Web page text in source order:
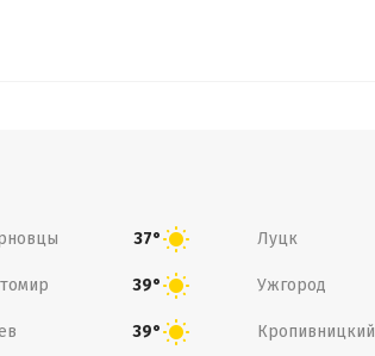
37° Луцк
39° Ужгород
39° Кропивницкий